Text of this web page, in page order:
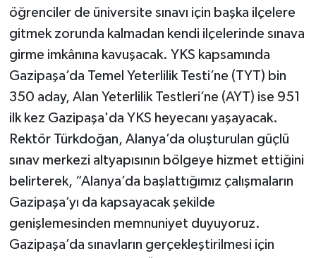
öğrenciler de üniversite sınavı için başka ilçelere
gitmek zorunda kalmadan kendi ilçelerinde sınava
girme imkânına kavuşacak. YKS kapsamında
Gazipaşa’da Temel Yeterlilik Testi’ne (TYT) bin
350 aday, Alan Yeterlilik Testleri’ne (AYT) ise 951
ilk kez Gazipaşa'da YKS heyecanı yaşayacak.
Rektör Türkdoğan, Alanya’da oluşturulan güçlü
sınav merkezi altyapısının bölgeye hizmet ettiğini
belirterek, “Alanya’da başlattığımız çalışmaların
Gazipaşa’yı da kapsayacak şekilde
genişlemesinden memnuniyet duyuyoruz.
Gazipaşa’da sınavların gerçekleştirilmesi için